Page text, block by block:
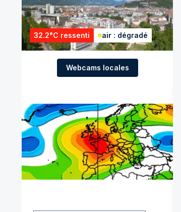
32.2°C ressenti air : dégradé
Webcams locales